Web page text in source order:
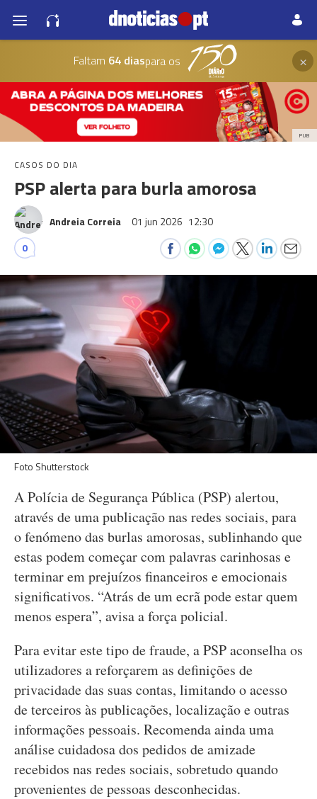
Faltam 64 diaspara os ×
PUB
CASOS DO DIA
PSP alerta para burla amorosa
Andreia Correia 01 jun 2026 12:30
0
Foto Shutterstock
A Polícia de Segurança Pública (PSP) alertou,
através de uma publicação nas redes sociais, para
o fenómeno das burlas amorosas, sublinhando que
estas podem começar com palavras carinhosas e
terminar em prejuízos financeiros e emocionais
significativos. “Atrás de um ecrã pode estar quem
menos espera”, avisa a força policial.
Para evitar este tipo de fraude, a PSP aconselha os
utilizadores a reforçarem as definições de
privacidade das suas contas, limitando o acesso
de terceiros às publicações, localização e outras
informações pessoais. Recomenda ainda uma
análise cuidadosa dos pedidos de amizade
recebidos nas redes sociais, sobretudo quando
provenientes de pessoas desconhecidas.